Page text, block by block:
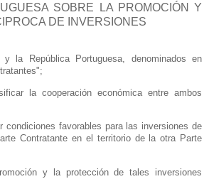
SOBRE LA PROMOCIÓN Y
DE INVERSIONES
la República Portuguesa, denominados en
la cooperación económica entre ambos
condiciones favorables para las inversiones de
Contratante en el territorio de la otra Parte
y la protección de tales inversiones